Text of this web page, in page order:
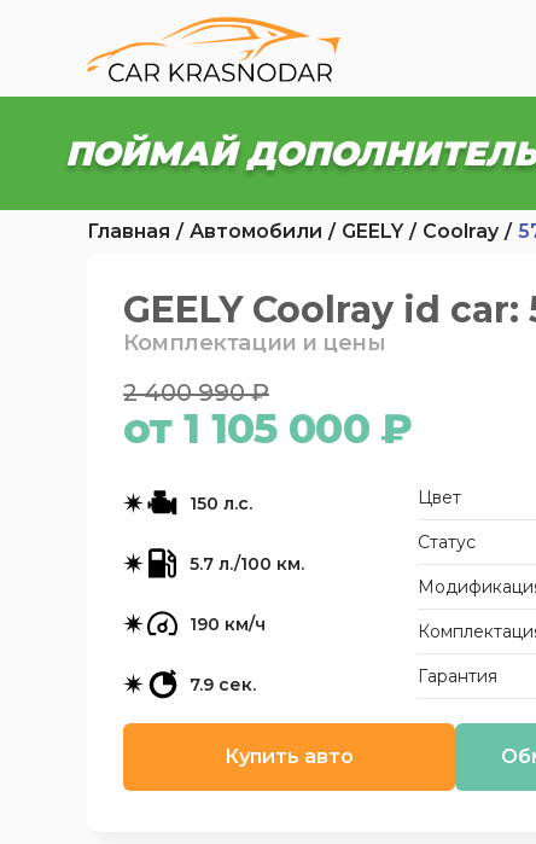
ПОЙМАЙ
Главная Автомобили GEELY Coolray
GEELY Coolray id car:
Комплектации и цены
2 400 990 ₽
от 1 105 000 ₽
150 л.с.
5.7 л./100 км.
190 км/ч
7.9 сек.
Цвет
Статус
Гарантия
Купить авто